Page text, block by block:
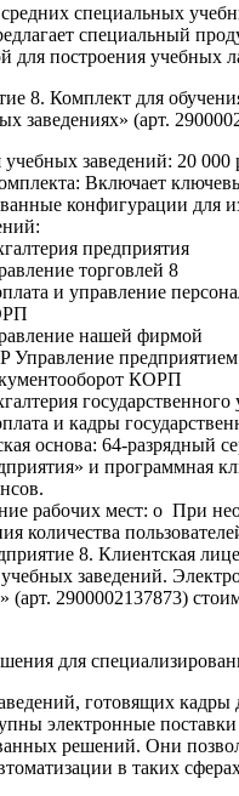
специальных
специальный
для построения учебных
8. Комплект для
заведениях» (арт.
заведений: 20 000
Включает
конфигурации для
предприятия
торговлей 8
и управление
нашей фирмой
Управление
КОРП
и кадры
основа: 64-разрядный
и программная
рабочих мест: o При
количества
8. Клиентская
заведений.
(арт. 2900002137873)
для
готовящих кадры
электронные поставки
решений. Они
в таких